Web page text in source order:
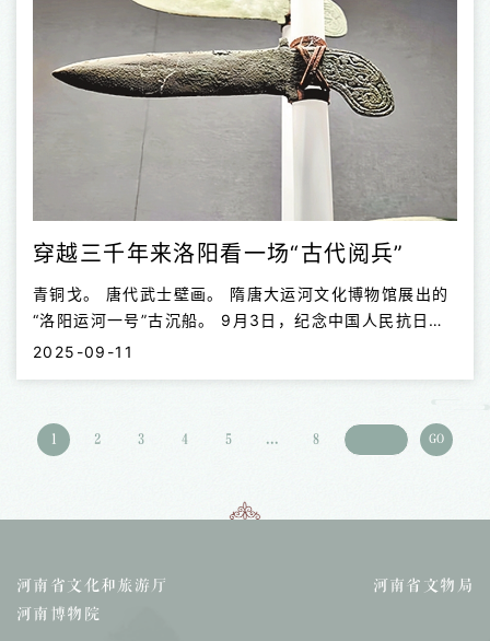
穿越三千年来洛阳看一场“古代阅兵”
青铜戈。 唐代武士壁画。 隋唐大运河文化博物馆展出的
“洛阳运河一号”古沉船。 9月3日，纪念中国人民抗日战
争暨世界反法西斯战争胜利80周年大会在北京举行。新
光，在中原腹地的洛阳，夏商时期，青铜匠人已在炉火中
锻造出最早的“高科技”兵器；隋唐时期，漕运繁忙，大运
从一件件静默的瑰宝中，解码这座城市的“军事基因”。 从
一柄是战国时代的“繁阳...
2025-09-11
1 2 3 4 5 ... 8 GO
河南省文化和旅游厅
河南省文物局
河南博物院